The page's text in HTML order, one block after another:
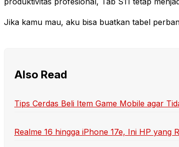
Jika kamu mau, aku bisa buatkan tabel
Also Read
Tips Cerdas Beli Item Game Mobile agar
Realme 16 hingga iPhone 17e, Ini HP yang